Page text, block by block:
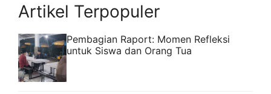
Artikel Terpopuler
Pembagian Raport: Momen Refleksi
untuk Siswa dan Orang Tua